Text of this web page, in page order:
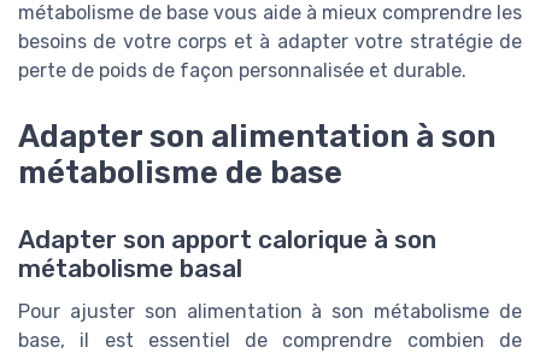
métabolisme de base vous aide à mieux comprendre les
besoins de votre corps et à adapter votre stratégie de
perte de poids de façon personnalisée et durable.
Adapter son alimentation à son
métabolisme de base
Adapter son apport calorique à son
métabolisme basal
Pour ajuster son alimentation à son métabolisme de
base, il est essentiel de comprendre combien de